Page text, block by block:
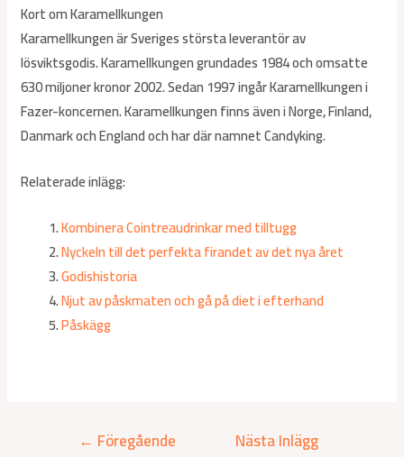
Kort om Karamellkungen
Karamellkungen är Sveriges största leverantör av
lösviktsgodis. Karamellkungen grundades 1984 och omsatte
630 miljoner kronor 2002. Sedan 1997 ingår Karamellkungen i
Fazer-koncernen. Karamellkungen finns även i Norge, Finland,
Danmark och England och har där namnet Candyking.
Relaterade inlägg:
Kombinera Cointreaudrinkar med tilltugg
Nyckeln till det perfekta firandet av det nya året
Godishistoria
Njut av påskmaten och gå på diet i efterhand
Påskägg
← Föregående
Nästa Inlägg